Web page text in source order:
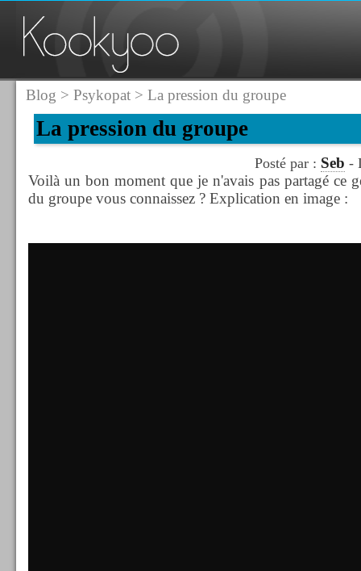
Blog > Psykopat> La pression du groupe
La pression du groupe
Posté par : Seb -
Voilà un bon moment que je n'avais pas partagé ce
du groupe vous connaissez ? Explication en image :